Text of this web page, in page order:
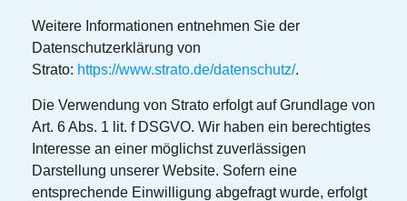
Weitere Informationen entnehmen Sie der
Datenschutzerklärung von
Strato: https://www.strato.de/datenschutz/.
Die Verwendung von Strato erfolgt auf Grundlage von
Art. 6 Abs. 1 lit. f DSGVO. Wir haben ein berechtigtes
Interesse an einer möglichst zuverlässigen
Darstellung unserer Website. Sofern eine
entsprechende Einwilligung abgefragt wurde, erfolgt